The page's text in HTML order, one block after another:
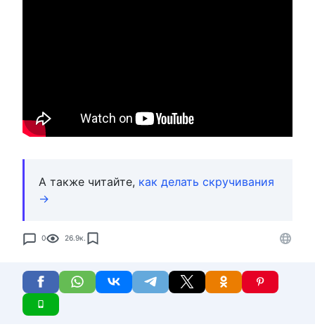
А также читайте, как делать скручивания
→
0 26.9к.